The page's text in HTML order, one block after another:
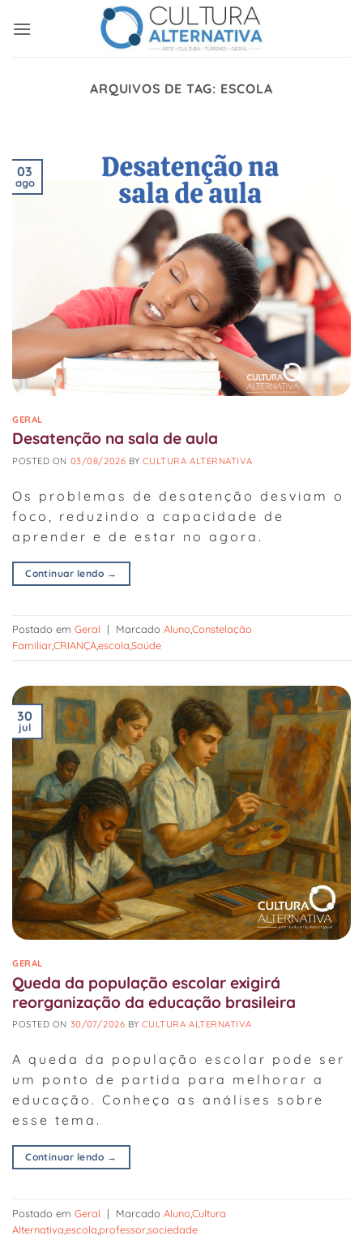
ARQUIVOS DE TAG: ESCOLA
03
ago
GERAL
Desatenção na sala de aula
POSTED ON 03/08/2026 BYCULTURA ALTERNATIVA
Os problemas de desatenção desviam o
foco, reduzindo a capacidade de
aprender e de estar no agora.
Continuar lendo →
Postado em Geral | Marcado AlunoConstelação
FamiliarCRIANÇAescolaSaúde
30
jul
GERAL
Queda da população escolar exigirá
reorganização da educação brasileira
POSTED ON 30/07/2026 BYCULTURA ALTERNATIVA
A queda da população escolar pode ser
um ponto de partida para melhorar a
educação. Conheça as análises sobre
esse tema.
Continuar lendo →
Postado em Geral | Marcado AlunoCultura
Alternativaescola professorsociedade